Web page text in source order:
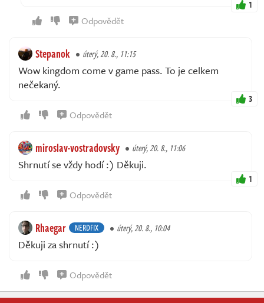
1
Odpovědět
Stepanok úterý, 20. 8., 11:15
Wow kingdom come v game pass. To je celkem
nečekaný.
3
Odpovědět
miroslav-vostradovsky úterý, 20. 8., 11:06
Shrnutí se vždy hodí :) Děkuji.
1
Odpovědět
Rhaegar NERDFIX úterý, 20. 8., 10:04
Děkuji za shrnutí :)
Odpovědět